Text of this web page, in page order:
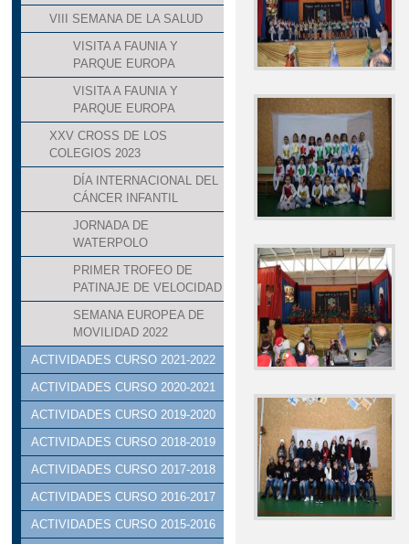
VIII SEMANA DE LA SALUD
VISITA A FAUNIA Y
PARQUE EUROPA
VISITA A FAUNIA Y
PARQUE EUROPA
XXV CROSS DE LOS
COLEGIOS 2023
DÍA INTERNACIONAL DEL
CÁNCER INFANTIL
JORNADA DE
WATERPOLO
PRIMER TROFEO DE
PATINAJE DE VELOCIDAD
SEMANA EUROPEA DE
MOVILIDAD 2022
ACTIVIDADES CURSO 2021-2022
ACTIVIDADES CURSO 2020-2021
ACTIVIDADES CURSO 2019-2020
ACTIVIDADES CURSO 2018-2019
ACTIVIDADES CURSO 2017-2018
ACTIVIDADES CURSO 2016-2017
ACTIVIDADES CURSO 2015-2016